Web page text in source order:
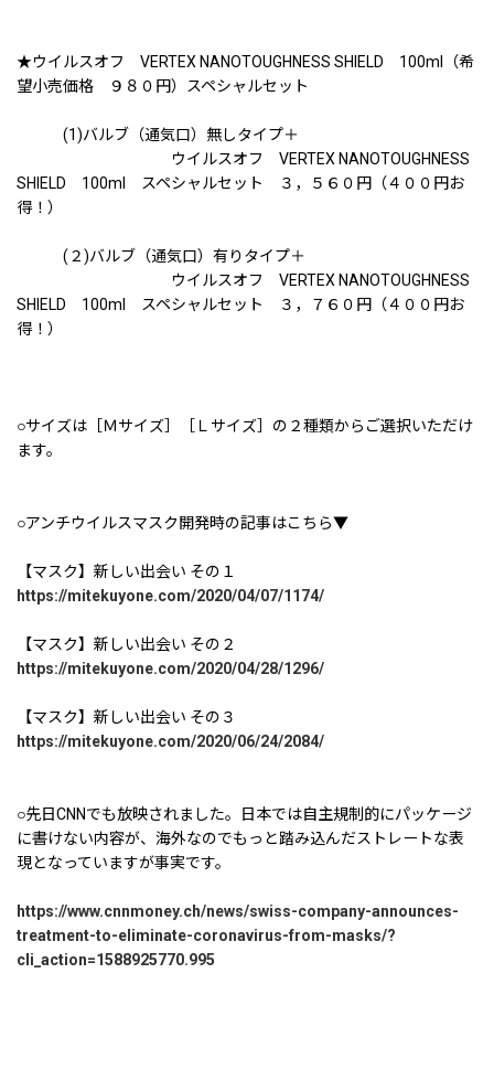
★ウイルスオフ VERTEX NANOTOUGHNESS SHIELD 100ml（希
望小売価格 ９８０円）スペシャルセット
(1)バルブ（通気口）無しタイプ＋
ウイルスオフ VERTEX NANOTOUGHNESS
SHIELD 100ml スペシャルセット ３，５６０円（４００円お
得！）
(２)バルブ（通気口）有りタイプ＋
ウイルスオフ VERTEX NANOTOUGHNESS
SHIELD 100ml スペシャルセット ３，７６０円（４００円お
得！）
○サイズは［Ｍサイズ］［Ｌサイズ］の２種類からご選択いただけ
ます。
○アンチウイルスマスク開発時の記事はこちら▼
【マスク】新しい出会い その１
https://mitekuyone.com/2020/04/07/1174/
【マスク】新しい出会い その２
https://mitekuyone.com/2020/04/28/1296/
【マスク】新しい出会い その３
https://mitekuyone.com/2020/06/24/2084/
○先日CNNでも放映されました。日本では自主規制的にパッケージ
に書けない内容が、海外なのでもっと踏み込んだストレートな表
現となっていますが事実です。
https://www.cnnmoney.ch/news/swiss-company-announces-
treatment-to-eliminate-coronavirus-from-masks/?
cli_action=1588925770.995